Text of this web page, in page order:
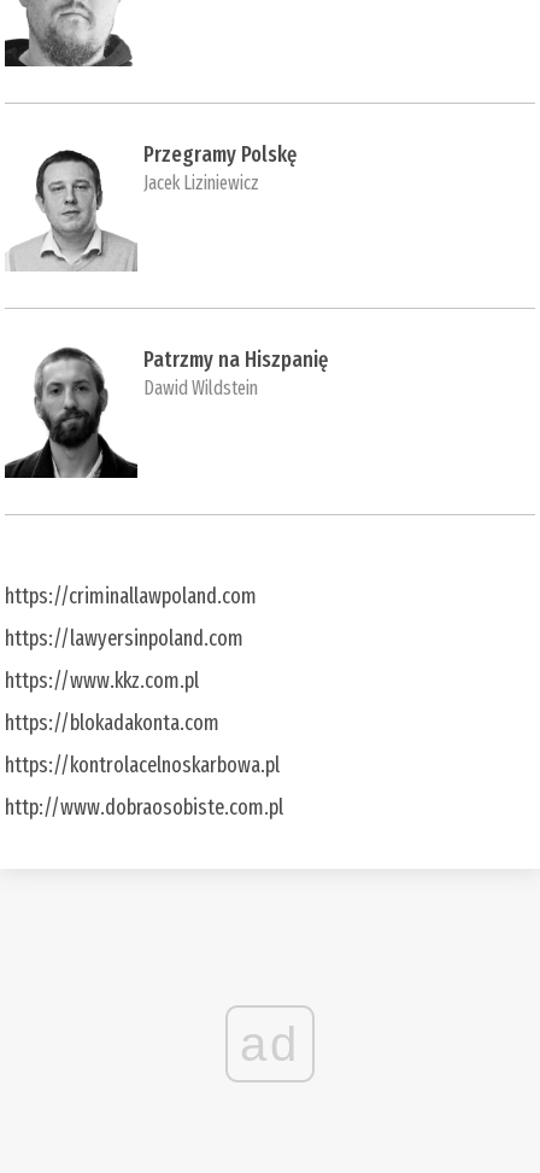
Przegramy Polskę
Jacek Liziniewicz
Patrzmy na Hiszpanię
Dawid Wildstein
https://criminallawpoland.com
https://lawyersinpoland.com
https://www.kkz.com.pl
https://blokadakonta.com
https://kontrolacelnoskarbowa.pl
http://www.dobraosobiste.com.pl
ad